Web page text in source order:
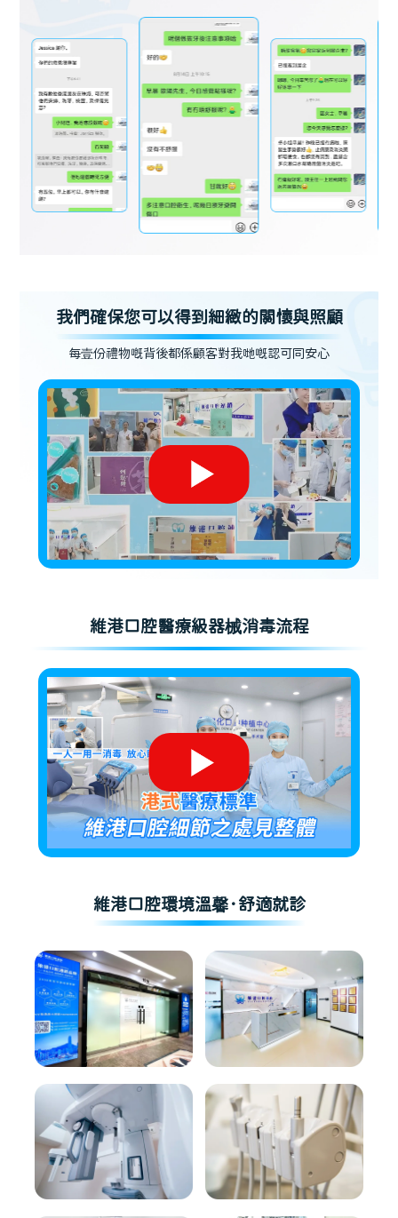
我們確保您可以得到細緻的關懷與照顧
每壹份禮物嘅背後都係顧客對我哋嘅認可同安心
維港口腔醫療級器械消毒流程
維港口腔環境溫馨·舒適就診